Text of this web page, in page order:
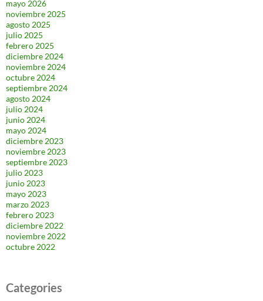
mayo 2026
noviembre 2025
agosto 2025
julio 2025
febrero 2025
diciembre 2024
noviembre 2024
octubre 2024
septiembre 2024
agosto 2024
julio 2024
junio 2024
mayo 2024
diciembre 2023
noviembre 2023
septiembre 2023
julio 2023
junio 2023
mayo 2023
marzo 2023
febrero 2023
diciembre 2022
noviembre 2022
octubre 2022
Categories